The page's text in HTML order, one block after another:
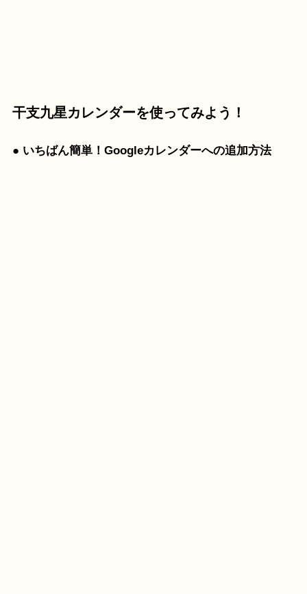
干支九星カレンダーを使ってみよう！
● いちばん簡単！Googleカレンダーへの追加方法